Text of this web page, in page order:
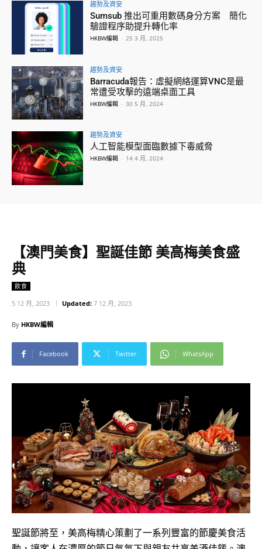
趨勢及資安
Sumsub 推出可重用數碼身分方案 簡化
驗證程序助提升轉化率
HKBW編輯 - 25 3 月, 2025
趨勢及資安
Barracuda報告：虛擬網絡運算VNC是最
常遭受攻擊的遠端桌面工具
HKBW編輯 - 30 5 月, 2024
趨勢及資安
人工智能模型面臨數據下毒威脅
HKBW編輯 - 14 4 月, 2024